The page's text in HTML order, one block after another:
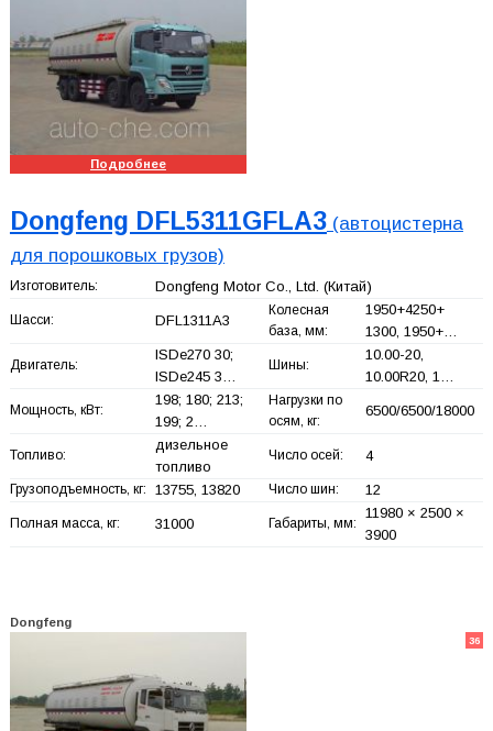
Подробнее
Dongfeng DFL5311GFLA3(автоцистерна
для порошковых грузов)
Изготовитель: Dongfeng Motor Co., Ltd. (Китай)
Шасси: DFL1311A3
Колесная
база, мм:
1950+4250+
1300, 1950+…
Двигатель:
ISDe270 30;
ISDe245 3…
Шины:
10.00-20,
10.00R20, 1…
Мощность, кВт:
198; 180; 213;
199; 2…
Нагрузки по
осям, кг:
6500/6500/18000
Топливо:
дизельное
топливо
Число осей: 4
Грузоподъемность, кг: 13755, 13820 Число шин: 12
Полная масса, кг: 31000 Габариты, мм:
11980 × 2500 ×
3900
Dongfeng
36